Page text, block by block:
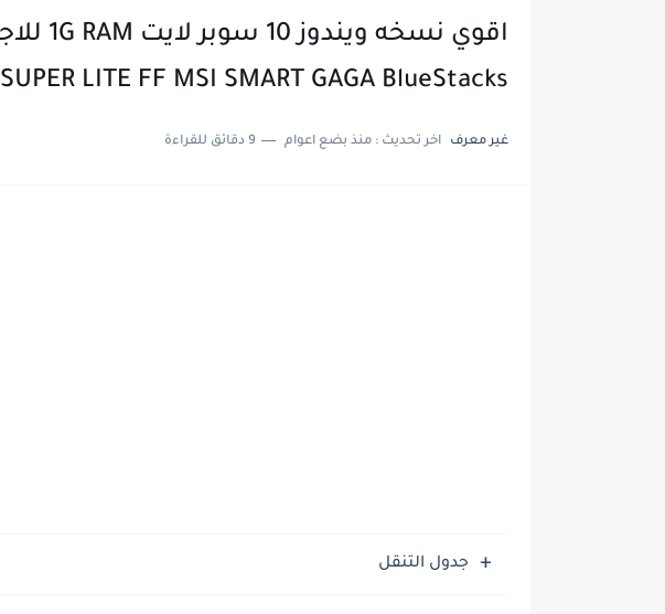
SUPER LITE FF MSI SMART GAGA BlueStacks
غير معرف اخر تحديث : منذ بضع اعوام 9 دقائق للقراءة
جدول التنقل